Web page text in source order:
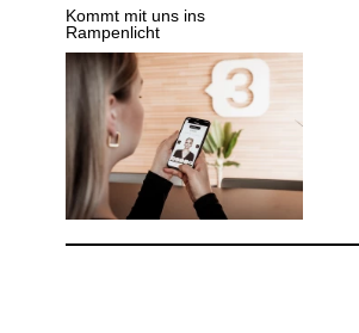
Kommt mit uns ins
Rampenlicht